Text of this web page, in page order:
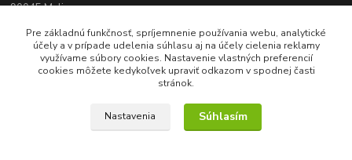
90045 Malinovo
floky2004@gmail.com
Pre základnú funkčnosť, spríjemnenie používania webu, analytické
účely a v prípade udelenia súhlasu aj na účely cielenia reklamy
využívame súbory cookies. Nastavenie vlastných preferencií
cookies môžete kedykoľvek upraviť odkazom v spodnej časti
stránok.
Nastavenia Súhlasím